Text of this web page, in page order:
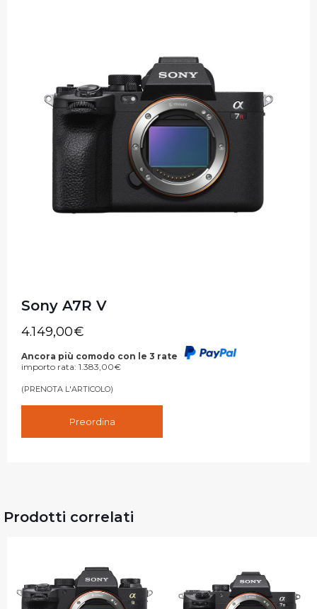
Sony A7R V
4.149,00€
Ancora più comodo con le 3 rate
importo rata: 1.383,00€
(PRENOTA L'ARTICOLO)
Preordina
Prodotti correlati